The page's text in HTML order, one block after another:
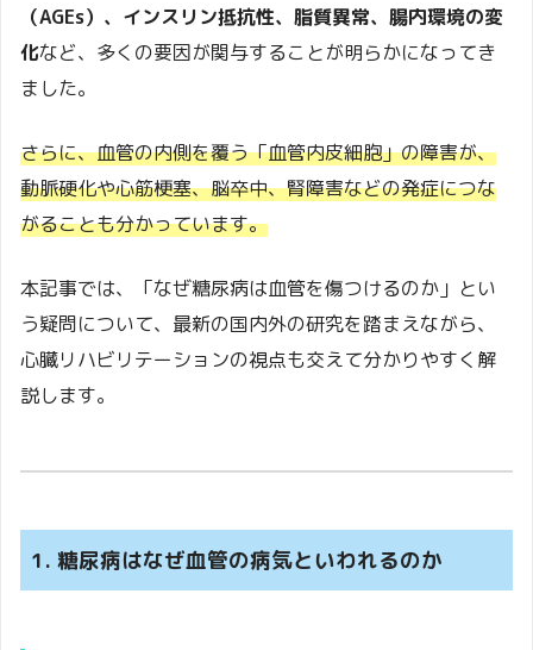
（AGEs）、インスリン抵抗性、脂質異常、腸内環境の変
化など、多くの要因が関与することが明らかになってき
ました。
さらに、血管の内側を覆う「血管内皮細胞」の障害が、
動脈硬化や心筋梗塞、脳卒中、腎障害などの発症につな
がることも分かっています。
本記事では、「なぜ糖尿病は血管を傷つけるのか」とい
う疑問について、最新の国内外の研究を踏まえながら、
心臓リハビリテーションの視点も交えて分かりやすく解
説します。
1. 糖尿病はなぜ血管の病気といわれるのか